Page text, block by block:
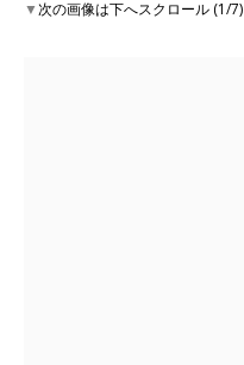
▼次の画像は下へスクロール (1/7)